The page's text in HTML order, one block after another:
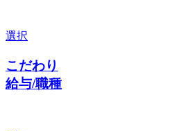
選択
こだわり
給与/職種